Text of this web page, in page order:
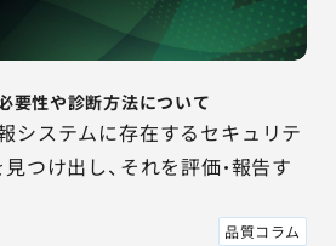
要性や診断方法について
システムに存在するセキュリテ
見つけ出し、それを評価・報告す
品質コラム